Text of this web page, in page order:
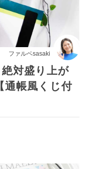
ファルベsasaki
対盛り上が
通帳風くじ付